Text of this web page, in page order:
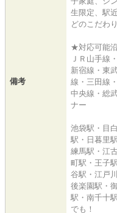
備考
生限定、駅
どのこだわ
★対応可能
ＪＲ山手線
新宿線・東
線・三田線
中央線・総
ナー
池袋駅・目
駅・日暮里
練馬駅・江
町駅・王子
谷駅・江戸
後楽園駅・
駅・南千十
でも！